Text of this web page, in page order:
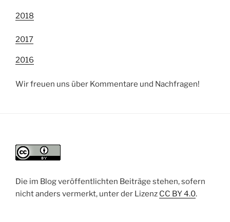
2018
2017
2016
Wir freuen uns über Kommentare und Nachfragen!
Die im Blog veröffentlichten Beiträge stehen, sofern
nicht anders vermerkt, unter der Lizenz CC BY 4.0.